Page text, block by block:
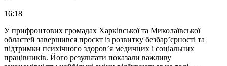
16:18
У прифронтових громадах Харківської та Миколаївської
областей завершився проєкт із розвитку безбар’єрності та
підтримки психічного здоров’я медичних і соціальних
працівників. Його результати показали важливу